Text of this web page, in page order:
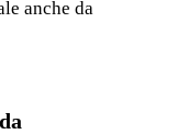
anche da